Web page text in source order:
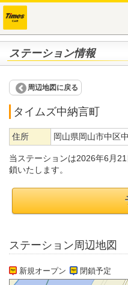
ステーション情報
周辺地図に戻る
タイムズ中納言町
住所 岡山県岡山市中区
当ステーションは2026年6月
鎖いたします。
ステーション周辺地図
新規オープン 閉鎖予定